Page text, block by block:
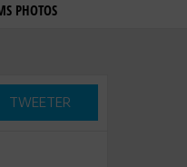
PHOTOS
TWEETER